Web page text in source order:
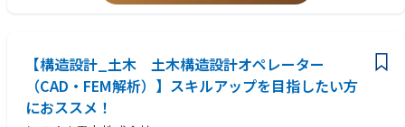
・杭施工時の立会い・打止め管理
・配筋検査や施工内容の確認
・設計変更時の再解析・図面修正
・上記を実現させるために、多様なバックグラウンドを持つ方々と、フラ
ットにコミュニケーションを取れる方
・設計思想を整理・理解し、不明なところは放置せず調べたり周囲の人に
聞いたりできる探求心をお持ちの方
【構造設計_土木 土木構造設計オペレーター
（CAD・FEM解析）】スキルアップを目指したい方
におススメ！